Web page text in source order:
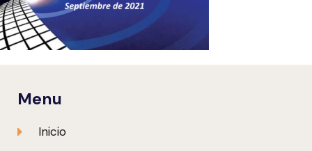
Menu
Inicio